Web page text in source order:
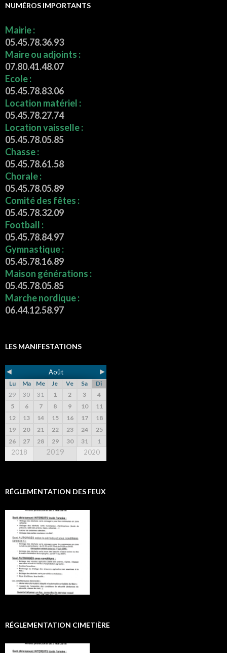
NUMÉROS IMPORTANTS
Mairie :
05.45.78.36.93
Maire ou adjoints :
07.80.41.48.07
Ecole :
05.45.78.83.06
Location matériel :
05.45.78.27.74
Location vaisselle :
05.45.78.05.85
Chasse :
05.45.78.61.58
Chorale :
05.45.78.05.89
Comité des fêtes :
05.45.78.32.09
Football :
05.45.78.84.97
Gymnastique :
05.45.78.16.89
Maison générations :
05.45.78.05.85
Marche nordique :
06.44.12.58.97
LES MANIFESTATIONS
◄ Août ►
Lu Ma Me Je Ve Sa
Di
29
30 31 1 2 3
4
5
6 7 8 9 10
11
12
13 14 15 16 17
18
19
20 21 22 23 24
25
26
27 28 29 30 31 1
2018 2019 2020
RÉGLEMENTATION DES FEUX
RÉGLEMENTATION CIMETIÈRE